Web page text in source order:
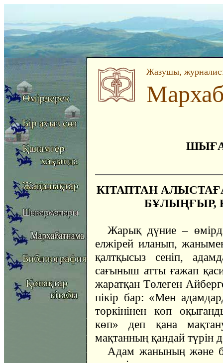
Жазушы,
КІТАПТАН
БҰЛЫҢҒЫР,
Жарық дүние –
елжірей иланып,
қалтқысыз сеніп,
сағыныш атты ғажап
жаратқан Төлеген
пікір бар: «Мен
төркінінен көп
көп» деп қана
мақтанның қандай түрін
Адам жанының және